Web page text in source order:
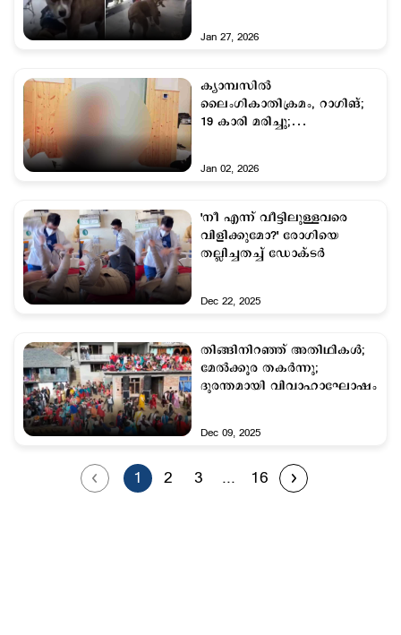
Jan 27, 2026
ക്യാമ്പസില്‍
ലൈംഗികാതിക്രമം, റാഗിങ്;
19 കാരി മരിച്ചു;
കേസ്
Jan 02, 2026
'നീ എന്ന് വീട്ടിലുള്ളവരെ
വിളിക്കുമോ?' രോഗിയെ
തല്ലിച്ചതച്ച് ഡോക്ടര്‍
Dec 22, 2025
തിങ്ങിനിറഞ്ഞ് അതിഥികള്‍;
മേല്‍ക്കൂര തകര്‍ന്നു;
ദുരന്തമായി വിവാഹാഘോഷം
Dec 09, 2025
1 2 3 ... 16